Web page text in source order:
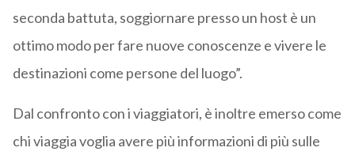
seconda battuta, soggiornare presso un host è un
ottimo modo per fare nuove conoscenze e vivere le
destinazioni come persone del luogo”.
Dal confronto con i viaggiatori, è inoltre emerso come
chi viaggia voglia avere più informazioni di più sulle